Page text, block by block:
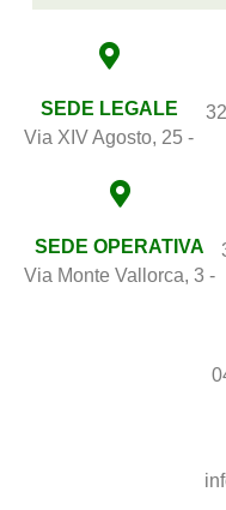
SEDE LEGALE
Via XIV Agosto, 25 -
SEDE OPERATIVA
Via Monte Vallorca, 3 -